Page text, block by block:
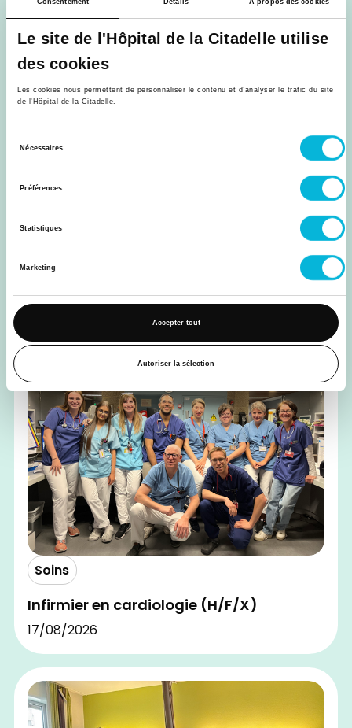
Le site de l'Hôpital de la Citadelle utilise
des cookies
Les cookies nous permettent de personnaliser le contenu et d’analyser le trafic du site
de l'Hôpital de la Citadelle.
Nécessaires
Préférences
Statistiques
Marketing
Accepter tout
Autoriser la sélection
Infirmier unité oncologie - pneumologie
(H/F/X)
Soins
Infirmier en cardiologie (H/F/X)
17/08/2026